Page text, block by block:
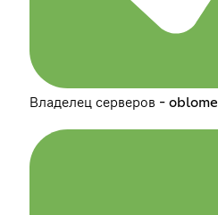
Владелец серверов - oblome